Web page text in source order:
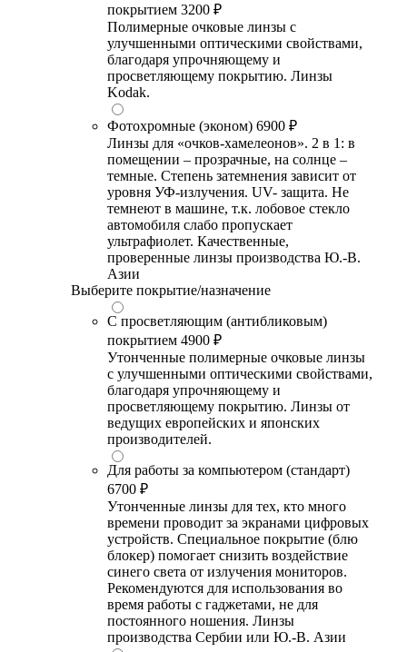
покрытием 3200 ₽
Полимерные очковые линзы с
улучшенными оптическими свойствами,
благодаря упрочняющему и
просветляющему покрытию. Линзы
Kodak.
Фотохромные (эконом) 6900 ₽
Линзы для «очков-хамелеонов». 2 в 1: в
помещении – прозрачные, на солнце –
темные. Степень затемнения зависит от
уровня УФ-излучения. UV- защита. Не
темнеют в машине, т.к. лобовое стекло
автомобиля слабо пропускает
ультрафиолет. Качественные,
проверенные линзы производства Ю.-В.
Азии
Выберите покрытие/назначение
С просветляющим (антибликовым)
покрытием 4900 ₽
Утонченные полимерные очковые линзы
с улучшенными оптическими свойствами,
благодаря упрочняющему и
просветляющему покрытию. Линзы от
ведущих европейских и японских
производителей.
Для работы за компьютером (стандарт)
6700 ₽
Утонченные линзы для тех, кто много
времени проводит за экранами цифровых
устройств. Специальное покрытие (блю
блокер) помогает снизить воздействие
синего света от излучения мониторов.
Рекомендуются для использования во
время работы с гаджетами, не для
постоянного ношения. Линзы
производства Сербии или Ю.-В. Азии